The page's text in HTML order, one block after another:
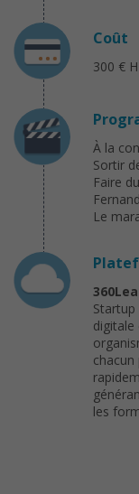
Coût
300 €
À la
Sortir
Faire
Le
les